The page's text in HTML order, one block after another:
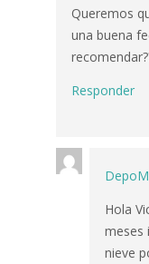
Queremos
una buena
Responder
Hola
meses
nieve